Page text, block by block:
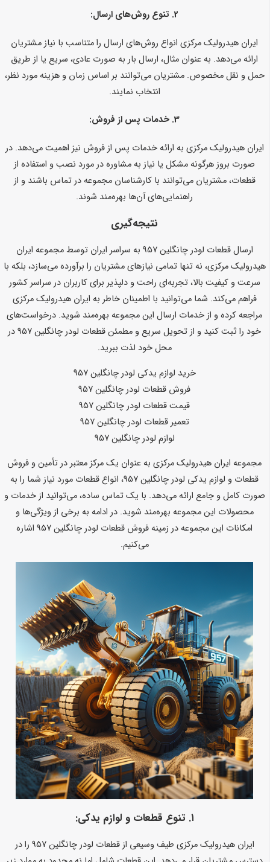
2. تنوع روش‌های ارسال:
ایران هیدرولیک مرکزی انواع روش‌های ارسال را متناسب با نیاز مشتریان
ارائه می‌دهد. به عنوان مثال، ارسال بار به صورت عادی، سریع یا از طریق
حمل و نقل مخصوص. مشتریان می‌توانند بر اساس زمان و هزینه مورد نظر،
انتخاب نمایند.
3. خدمات پس از فروش:
ایران هیدرولیک مرکزی به ارائه خدمات پس از فروش نیز اهمیت می‌دهد. در
صورت بروز هرگونه مشکل یا نیاز به مشاوره در مورد نصب و استفاده از
قطعات، مشتریان می‌توانند با کارشناسان مجموعه در تماس باشند و از
راهنمایی‌های آن‌ها بهره‌مند شوند.
نتیجه‌گیری
ارسال قطعات لودر چانگلین 957 به سراسر ایران توسط مجموعه ایران
هیدرولیک مرکزی، نه تنها تمامی نیازهای مشتریان را برآورده می‌سازد، بلکه با
سرعت و کیفیت بالا، تجربه‌ای راحت و دلپذیر برای کاربران در سراسر کشور
فراهم می‌کند. شما می‌توانید با اطمینان خاطر به ایران هیدرولیک مرکزی
مراجعه کرده و از خدمات ارسال این مجموعه بهره‌مند شوید. درخواست‌های
خود را ثبت کنید و از تحویل سریع و مطمئن قطعات لودر چانگلین 957 در
محل خود لذت ببرید.
خرید لوازم یدکی لودر چانگلین 957
فروش قطعات لودر چانگلین 957
قیمت قطعات لودر چانگلین 957
تعمیر قطعات لودر چانگلین 957
لوازم لودر چانگلین 957
مجموعه ایران هیدرولیک مرکزی به عنوان یک مرکز معتبر در تأمین و فروش
قطعات و لوازم یدکی لودر چانگلین 957، انواع قطعات مورد نیاز شما را به
صورت کامل و جامع ارائه می‌دهد. با یک تماس ساده، می‌توانید از خدمات و
محصولات این مجموعه بهره‌مند شوید. در ادامه به برخی از ویژگی‌ها و
امکانات این مجموعه در زمینه فروش قطعات لودر چانگلین 957 اشاره
می‌کنیم.
۱. تنوع قطعات و لوازم یدکی:
ایران هیدرولیک مرکزی طیف وسیعی از قطعات لودر چانگلین 957 را در